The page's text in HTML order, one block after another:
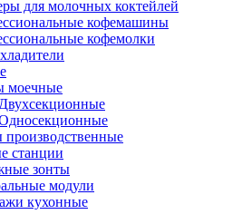
для молочных коктейлей
кофемашины
кофемолки
моечные
Двухсекционные
станции
зонты
модули
кухонные